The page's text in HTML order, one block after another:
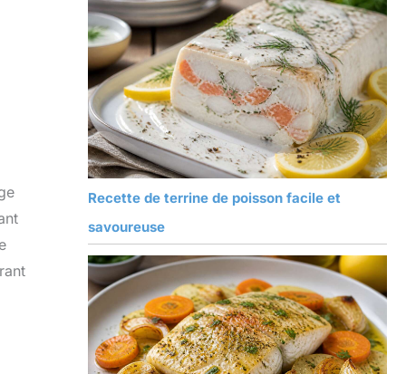
Recette de terrine de poisson facile et
savoureuse